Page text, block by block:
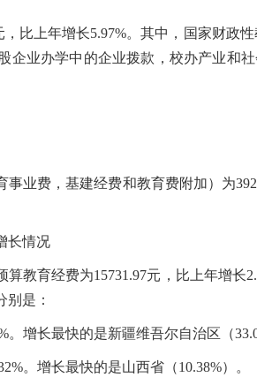
上年增长5.97%。其中，国家财政
业办学中的企业拨款，校办产业和
费，基建经费和教育费附加）为
长情况
育经费为15731.97元，比上年增长
是：
增长最快的是新疆维吾尔自治区（
。增长最快的是山西省（10.38%）。